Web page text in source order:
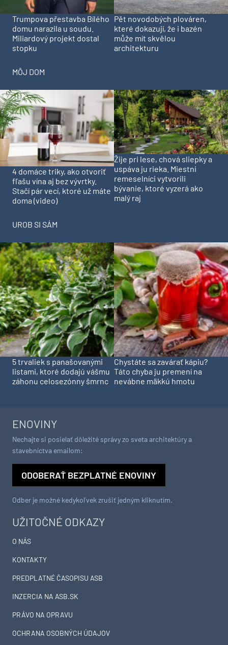
Trumpova přestavba Bílého
domu narazila u soudu.
Miliardový projekt dostal
stopku
Pět novodobých plováren,
které dokazují, že i bazén
může mít skvělou
architekturu
MÔJ DOM
4 domáce triky, ako otvoriť
fľašu vína aj bez vývrtky.
Stačí pár vecí, ktoré už máte
doma (video)
Žije pri lese, chová sliepky a
uspáva ju rieka. Miestni
remeselníci vytvorili
bývanie, ktoré vyzerá ako
malý raj
UROB SI SÁM
5 trvaliek s panašovanými
listami, ktoré dodajú vášmu
záhonu celosezónny šmrnc
Chystáte sa zavárať kápiu?
Táto chyba ju premení na
nevábne mäkkú hmotu
UŽITOČNÉ ODKAZY
O NÁS
KONTAKTY
PREDPLATNÉ ČASOPISU ASB
INZERCIA NA ASB.SK
PRÁVO NA OPRAVU
OCHRANA OSOBNÝCH ÚDAJOV
ENOVINY
Nechajte si posielať dôležité správy zo sveta architektúry a
stavebníctva emailom:
ODOBERAŤ BEZPLATNÉ ENOVINY
Odber je možné kedykoľvek zrušiť jedným kliknutím.